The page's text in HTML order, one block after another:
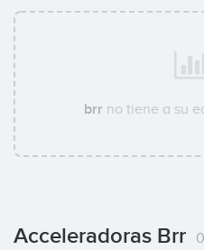
brr no tiene a su
Acceleradoras Brr 0